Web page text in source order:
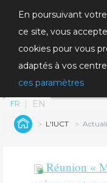
En poursuivant
ce site, vous
cookies pour vous
adaptés à vos
ces paramètres
FR EN
L'IUCT
Réunion «